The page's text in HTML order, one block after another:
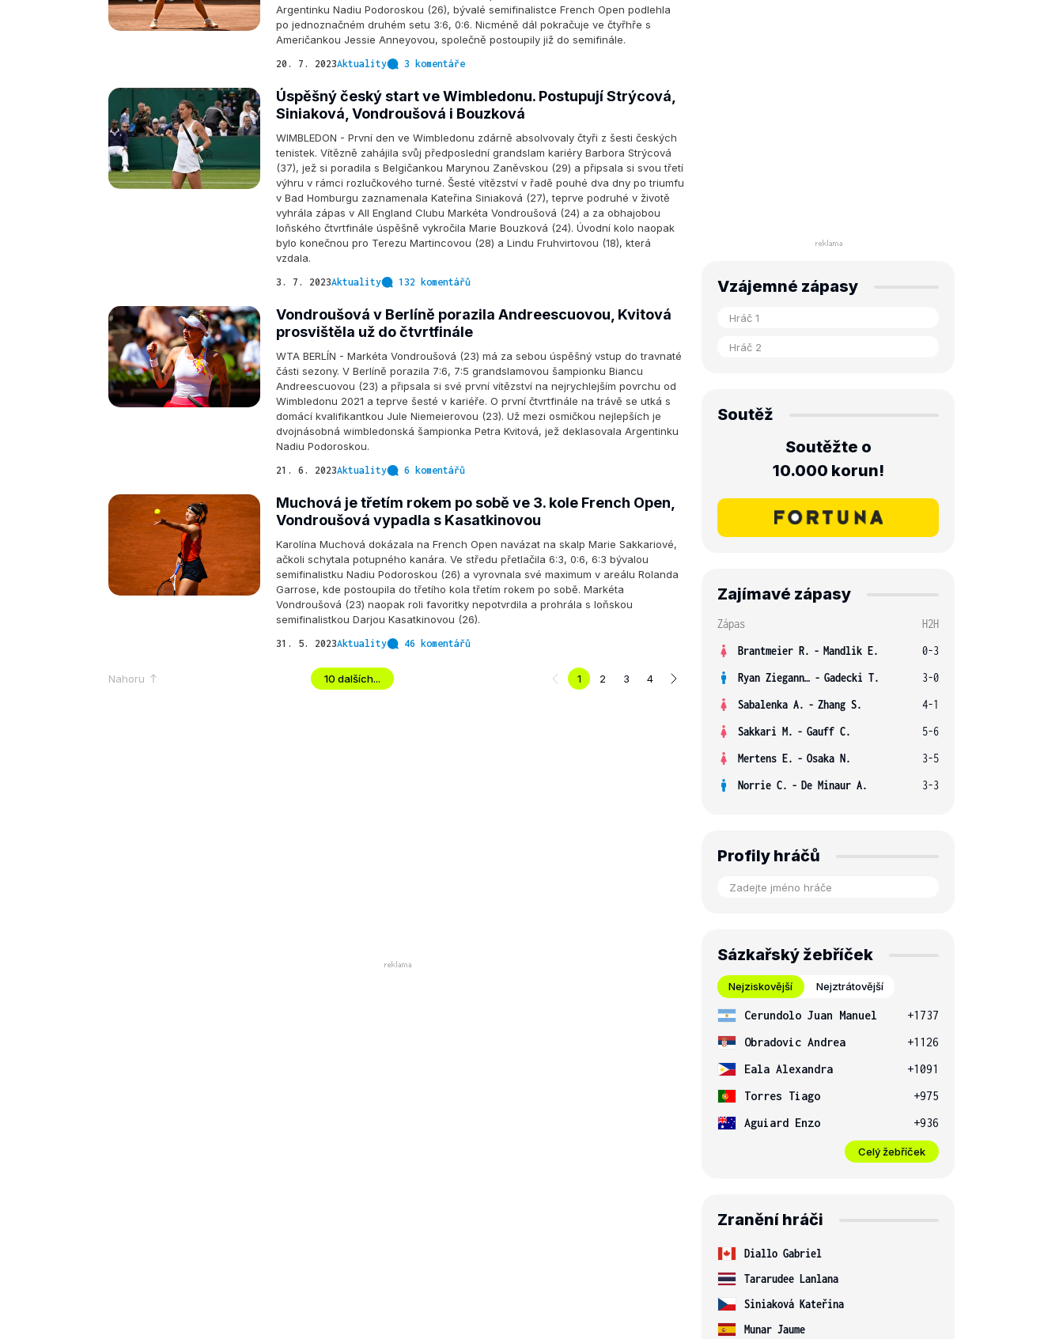
Argentinku Nadiu Podoroskou (26), bývalé semifinalistce French Open podlehla
po jednoznačném druhém setu 3:6, 0:6. Nicméně dál pokračuje ve čtyřhře s
Američankou Jessie Anneyovou, společně postoupily již do semifinále.
20. 7. 2023Aktuality 3 komentáře
Úspěšný český start ve Wimbledonu. Postupují Strýcová,
Siniaková, Vondroušová i Bouzková
WIMBLEDON - První den ve Wimbledonu zdárně absolvovaly čtyři z šesti českých
tenistek. Vítězně zahájila svůj předposlední grandslam kariéry Barbora Strýcová
(37), jež si poradila s Belgičankou Marynou Zaněvskou (29) a připsala si svou třetí
výhru v rámci rozlučkového turné. Šesté vítězství v řadě pouhé dva dny po triumfu
v Bad Homburgu zaznamenala Kateřina Siniaková (27), teprve podruhé v životě
vyhrála zápas v All England Clubu Markéta Vondroušová (24) a za obhajobou
loňského čtvrtfinále úspěšně vykročila Marie Bouzková (24). Úvodní kolo naopak
bylo konečnou pro Terezu Martincovou (28) a Lindu Fruhvirtovou (18), která
vzdala.
3. 7. 2023Aktuality 132 komentářů
Vondroušová v Berlíně porazila Andreescuovou, Kvitová
prosvištěla už do čtvrtfinále
WTA BERLÍN - Markéta Vondroušová (23) má za sebou úspěšný vstup do travnaté
části sezony. V Berlíně porazila 7:6, 7:5 grandslamovou šampionku Biancu
Andreescuovou (23) a připsala si své první vítězství na nejrychlejším povrchu od
Wimbledonu 2021 a teprve šesté v kariéře. O první čtvrtfinále na trávě se utká s
domácí kvalifikantkou Jule Niemeierovou (23). Už mezi osmičkou nejlepších je
dvojnásobná wimbledonská šampionka Petra Kvitová, jež deklasovala Argentinku
Nadiu Podoroskou.
21. 6. 2023Aktuality 6 komentářů
Muchová je třetím rokem po sobě ve 3. kole French Open,
Vondroušová vypadla s Kasatkinovou
Karolína Muchová dokázala na French Open navázat na skalp Marie Sakkariové,
ačkoli schytala potupného kanára. Ve středu přetlačila 6:3, 0:6, 6:3 bývalou
semifinalistku Nadiu Podoroskou (26) a vyrovnala své maximum v areálu Rolanda
Garrose, kde postoupila do třetího kola třetím rokem po sobě. Markéta
Vondroušová (23) naopak roli favoritky nepotvrdila a prohrála s loňskou
semifinalistkou Darjou Kasatkinovou (26).
31. 5. 2023Aktuality 46 komentářů
Nahoru 10 dalších... 1 2 3 4
Vzájemné zápasy
Soutěž
Soutěžte o
10.000 korun!
Zajímavé zápasy
Zápas
H2H
Brantmeier R. - Mandlik E.
0-3
Ryan Ziegann S. - Gadecki T.
3-0
Sabalenka A. - Zhang S.
4-1
Sakkari M. - Gauff C.
5-6
Mertens E. - Osaka N.
3-5
Norrie C. - De Minaur A. 3-3
Profily hráčů
Sázkařský žebříček
Nejziskovější Nejztrátovější
Cerundolo Juan Manuel
+1737
Obradovic Andrea
+1126
Eala Alexandra
+1091
Torres Tiago
+975
Aguiard Enzo
+936
Celý žebříček
Zranění hráči
Diallo Gabriel
Tararudee Lanlana
Siniaková Kateřina
Munar Jaume